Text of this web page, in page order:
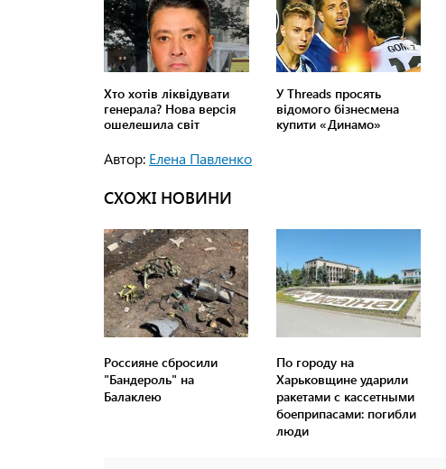
Автор: Елена Павленко
СХОЖІ НОВИНИ
Россияне сбросили
"Бандероль" на
Балаклею
По городу на
Харьковщине ударили
ракетами с кассетными
боеприпасами: погибли
люди